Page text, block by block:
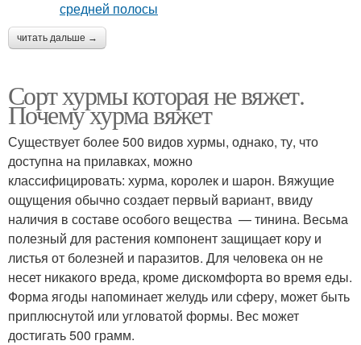
читать дальше →
Сорт хурмы которая не вяжет.
Почему хурма вяжет
Существует более 500 видов хурмы, однако, ту, что
доступна на прилавках, можно
классифицировать: хурма, королек и шарон. Вяжущие
ощущения обычно создает первый вариант, ввиду
наличия в составе особого вещества — тинина. Весьма
полезный для растения компонент защищает кору и
листья от болезней и паразитов. Для человека он не
несет никакого вреда, кроме дискомфорта во время еды.
Форма ягоды напоминает желудь или сферу, может быть
приплюснутой или угловатой формы. Вес может
достигать 500 грамм.